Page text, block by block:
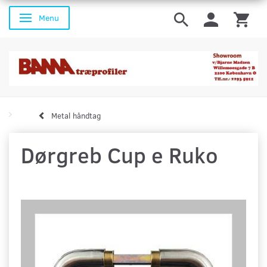
Skifte navigation
Menu
Metal håndtag
Dørgreb Cup e Ruko